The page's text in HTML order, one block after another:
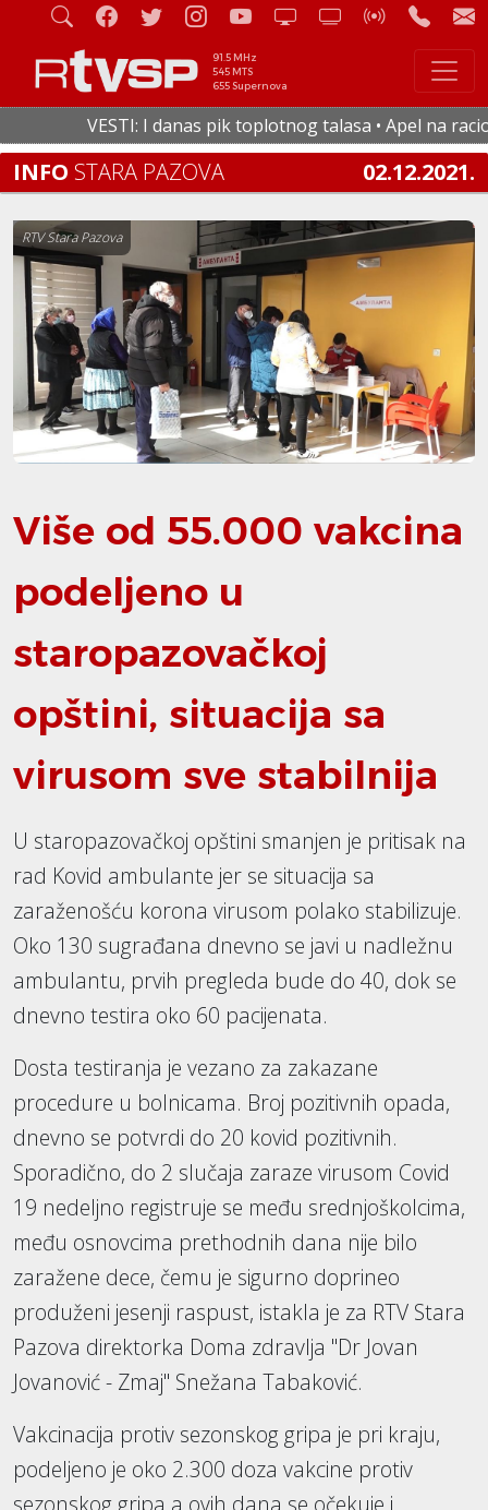
91.5 MHz
545 MTS
655 Supernova
VESTI: I danas pik toplotnog talasa • Apel na
INFO STARA PAZOVA 02.12.2021.
RTV Stara Pazova
Više od 55.000 vakcina
podeljeno u
staropazovačkoj
opštini, situacija sa
virusom sve stabilnija
U staropazovačkoj opštini smanjen je pritisak na
rad Kovid ambulante jer se situacija sa
zaraženošću korona virusom polako stabilizuje.
Oko 130 sugrađana dnevno se javi u nadležnu
ambulantu, prvih pregleda bude do 40, dok se
dnevno testira oko 60 pacijenata.
Dosta testiranja je vezano za zakazane
procedure u bolnicama. Broj pozitivnih opada,
dnevno se potvrdi do 20 kovid pozitivnih.
Sporadično, do 2 slučaja zaraze virusom Covid
19 nedeljno registruje se među srednjoškolcima,
među osnovcima prethodnih dana nije bilo
zaražene dece, čemu je sigurno doprineo
produženi jesenji raspust, istakla je za RTV Stara
Pazova direktorka Doma zdravlja "Dr Jovan
Jovanović - Zmaj" Snežana Tabaković.
Vakcinacija protiv sezonskog gripa je pri kraju,
podeljeno je oko 2.300 doza vakcine protiv
sezonskog gripa a ovih dana se očekuje i